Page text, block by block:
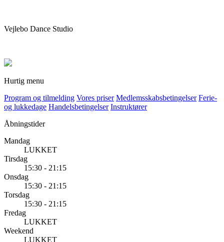
Vejlebo Dance Studio
Hurtig menu
Program og tilmelding Vores priser Medlemsskabsbetingelser Ferie-
og lukkedage Handelsbetingelser Instruktører
Åbningstider
Mandag
LUKKET
Tirsdag
15:30 - 21:15
Onsdag
15:30 - 21:15
Torsdag
15:30 - 21:15
Fredag
LUKKET
Weekend
LUKKET